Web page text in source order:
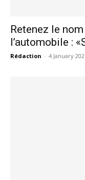
Retenez le
l’automobile :
Rédaction - 4 January